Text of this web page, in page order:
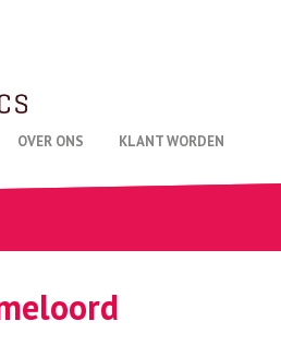
OVER ONS KLANT WORDEN